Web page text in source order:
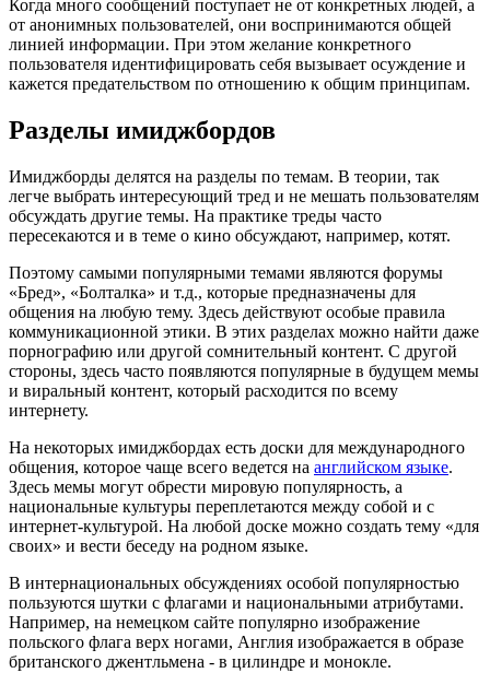
Когда много сообщений поступает не от конкретных людей, а
от анонимных пользователей, они воспринимаются общей
линией информации. При этом желание конкретного
пользователя идентифицировать себя вызывает осуждение и
кажется предательством по отношению к общим принципам.
Разделы имиджбордов
Имиджборды делятся на разделы по темам. В теории, так
легче выбрать интересующий тред и не мешать пользователям
обсуждать другие темы. На практике треды часто
пересекаются и в теме о кино обсуждают, например, котят.
Поэтому самыми популярными темами являются форумы
«Бред», «Болталка» и т.д., которые предназначены для
общения на любую тему. Здесь действуют особые правила
коммуникационной этики. В этих разделах можно найти даже
порнографию или другой сомнительный контент. С другой
стороны, здесь часто появляются популярные в будущем мемы
и виральный контент, который расходится по всему
интернету.
На некоторых имиджбордах есть доски для международного
общения, которое чаще всего ведется на английском языке.
Здесь мемы могут обрести мировую популярность, а
национальные культуры переплетаются между собой и с
интернет-культурой. На любой доске можно создать тему «для
своих» и вести беседу на родном языке.
В интернациональных обсуждениях особой популярностью
пользуются шутки с флагами и национальными атрибутами.
Например, на немецком сайте популярно изображение
польского флага верх ногами, Англия изображается в образе
британского джентльмена - в цилиндре и монокле.